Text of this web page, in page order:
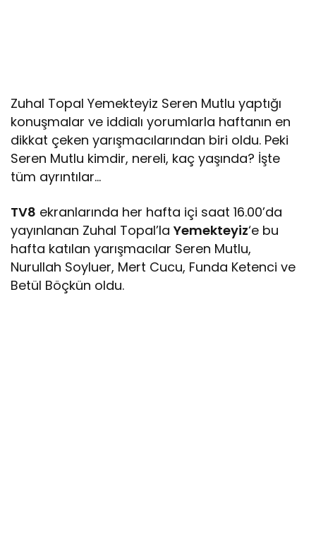
Zuhal Topal Yemekteyiz Seren Mutlu yaptığı
konuşmalar ve iddialı yorumlarla haftanın en
dikkat çeken yarışmacılarından biri oldu. Peki
Seren Mutlu kimdir, nereli, kaç yaşında? İşte
tüm ayrıntılar…
TV8 ekranlarında her hafta içi saat 16.00’da
yayınlanan Zuhal Topal’laYemekteyiz‘e bu
hafta katılan yarışmacılar Seren Mutlu,
Nurullah Soyluer, Mert Cucu, Funda Ketenci ve
Betül Böçkün oldu.